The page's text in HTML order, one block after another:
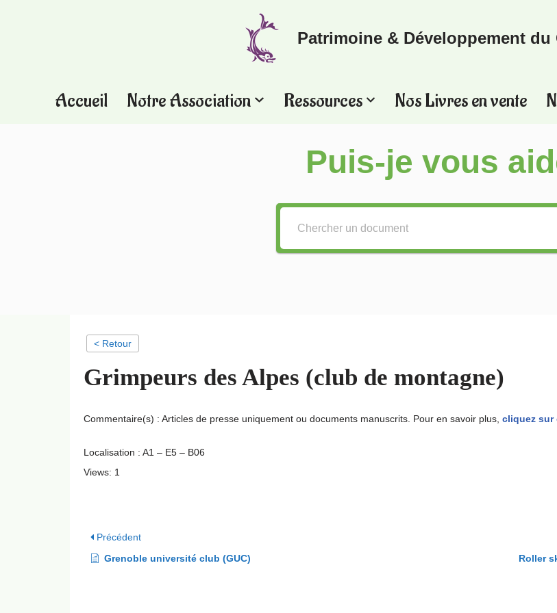
Patrimoine & Développement
Accueil Notre Association Ressources Nos Livres en vente
Puis-je vous
< Retour
Grimpeurs des Alpes (club de montagne)
Commentaire(s) : Articles de presse uniquement ou documents manuscrits. Pour en savoir plus, cliquez sur
Localisation : A1 – E5 – B06
Views: 1
Précédent
Grenoble université club (GUC)
Roller